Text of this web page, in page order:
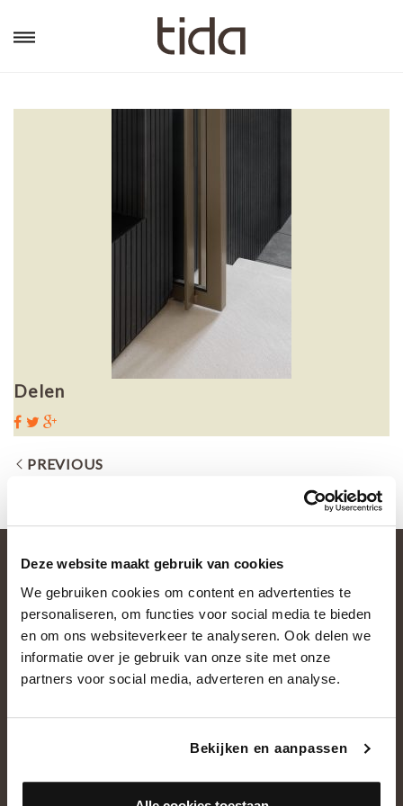
Deze website maakt gebruik van cookies
We gebruiken cookies om content en advertenties te
personaliseren, om functies voor social media te bieden
en om ons websiteverkeer te analyseren. Ook delen we
informatie over je gebruik van onze site met onze
partners voor social media, adverteren en analyse.
Bekijken en aanpassen
Delen
PREVIOUS